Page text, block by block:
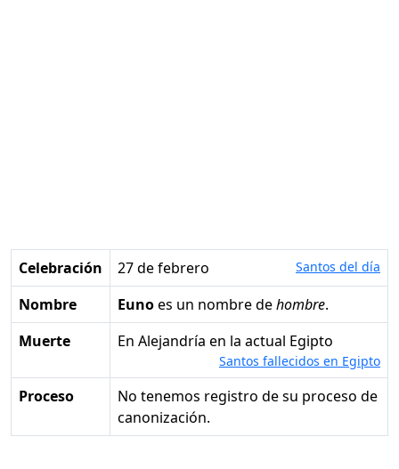
Celebración 27 de febrero Santos del día
Nombre Eunoes un nombre dehombre.
Muerte
en Alejandría en la actual Egipto
Santos fallecidos en Egipto
Proceso
No tenemos registro de su proceso de
canonización.